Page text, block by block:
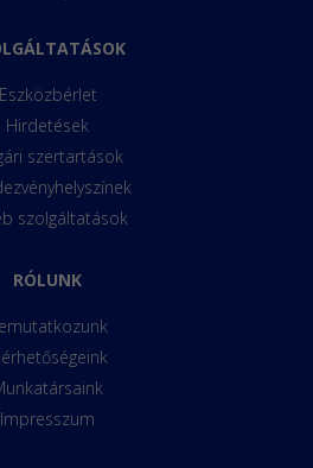
Eszközbérlet
Hirdetések
szertartások
szolgáltatások
RÓLUNK
Impresszum